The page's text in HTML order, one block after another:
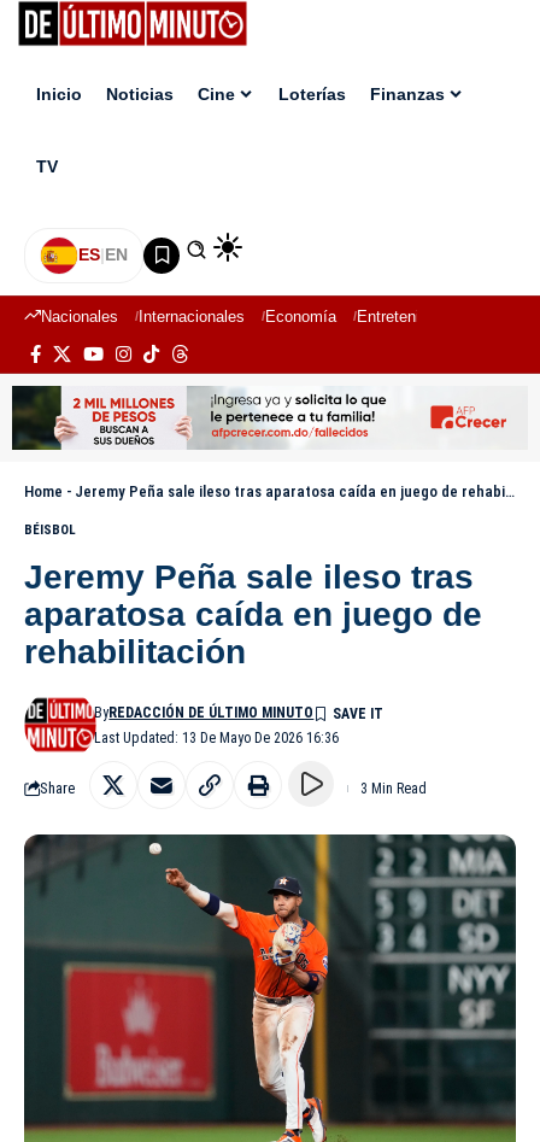
Inicio Noticias Cine Loterías Finanzas
TV
ES|EN
Nacionales Internacionales Economía Entretenimiento
Home - Jeremy Peña sale ileso tras aparatosa caída en juego de rehabilitación
BÉISBOL
Jeremy Peña sale ileso tras
aparatosa caída en juego de
rehabilitación
Last Updated: 13 De Mayo De 2026 16:36
ByREDACCIÓN DE ÚLTIMO MINUTO
Share 3 Min Read